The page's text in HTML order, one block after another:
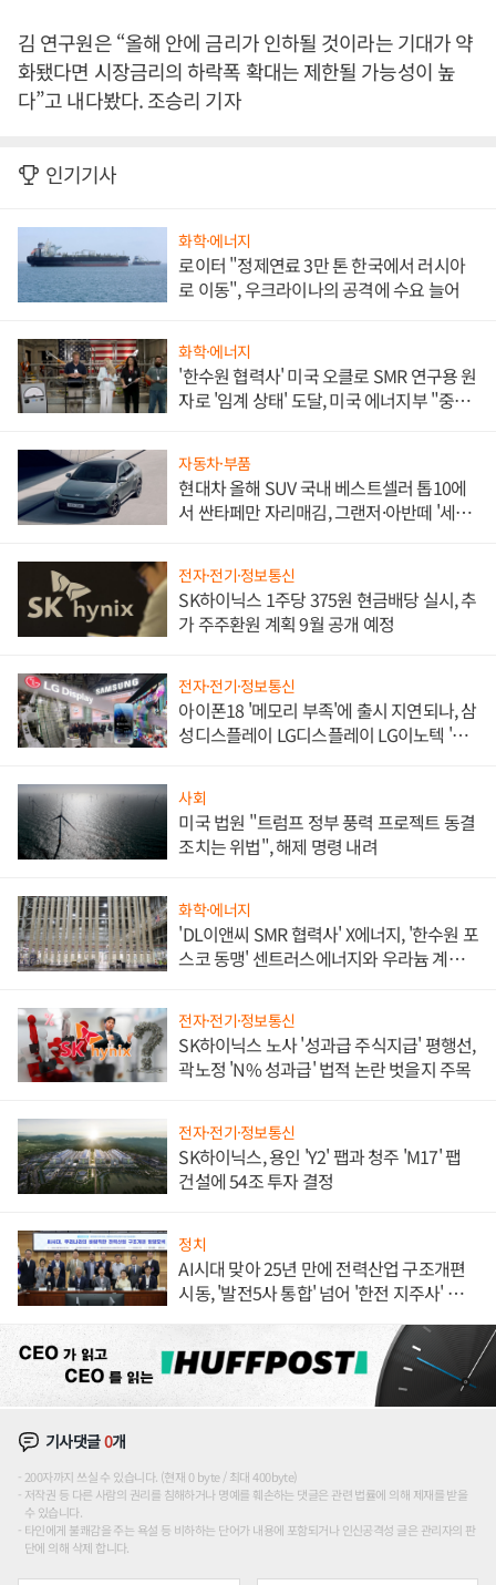
김 연구원은 “올해 안에 금리가 인하될 것이라는 기대가 약
화됐다면 시장금리의 하락폭 확대는 제한될 가능성이 높
다”고 내다봤다. 조승리 기자
인기기사
화학·에너지
로이터 "정제연료 3만 톤 한국에서 러시아
로 이동", 우크라이나의 공격에 수요 늘어
화학·에너지
'한수원 협력사' 미국 오클로 SMR 연구용 원
자로 '임계 상태' 도달, 미국 에너지부 "중요
자동차·부품
현대차 올해 SUV 국내 베스트셀러 톱10에
서 싼타페만 자리매김, 그랜저·아반떼 '세단
전자·전기·정보통신
SK하이닉스 1주당 375원 현금배당 실시, 추
가 주주환원 계획 9월 공개 예정
전자·전기·정보통신
아이폰18 '메모리 부족'에 출시 지연되나, 삼
성디스플레이 LG디스플레이 LG이노텍 '탈
사회
미국 법원 "트럼프 정부 풍력 프로젝트 동결
조치는 위법", 해제 명령 내려
화학·에너지
'DL이앤씨 SMR 협력사' X에너지, '한수원 포
스코 동맹' 센트러스에너지와 우라늄 계약
전자·전기·정보통신
SK하이닉스 노사 '성과급 주식지급' 평행선,
곽노정 'N% 성과급' 법적 논란 벗을지 주목
전자·전기·정보통신
SK하이닉스, 용인 'Y2' 팹과 청주 'M17' 팹
건설에 54조 투자 결정
정치
AI시대 맞아 25년 만에 전력산업 구조개편
시동, '발전5사 통합' 넘어 '한전 지주사' 재편
기사댓글0개
200자까지 쓰실 수 있습니다. (현재 0 byte / 최대 400byte)
저작권 등 다른 사람의 권리를 침해하거나 명예를 훼손하는 댓글은 관련 법률에 의해 제재를 받을
수 있습니다.
타인에게 불쾌감을 주는 욕설 등 비하하는 단어가 내용에 포함되거나 인신공격성 글은 관리자의 판
단에 의해 삭제 합니다.